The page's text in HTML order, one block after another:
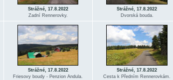
Strážné, 17.8.2022
Zadní Rennerovky.
Strážné, 17.8.2022
Dvorská bouda.
Strážné, 17.8.2022
Friesovy boudy - Penzion Andula.
Strážné, 17.8.2022
Cesta k Předním Rennerovkám.